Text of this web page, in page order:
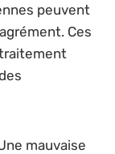
peuvent
Ces
mauvaise